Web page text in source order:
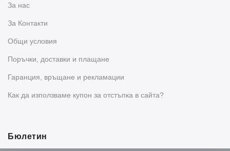
За нас
За Контакти
Общи условия
Поръчки, доставки и плащане
Гаранция, връщане и рекламации
Как да използваме купон за отстъпка в сайта?
Бюлетин